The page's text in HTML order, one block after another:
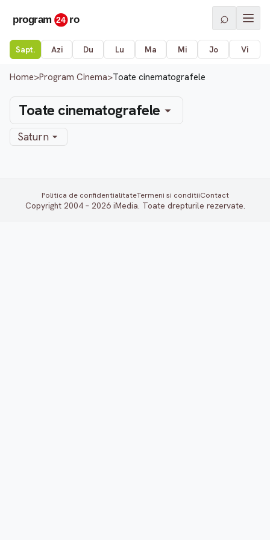
⌕
Sapt. Azi Du Lu Ma Mi Jo Vi
Home>Program Cinema>Toate cinematografele
Toate cinematografele
Saturn
Politica de confidentialitateTermeni si conditiiContact
Copyright 2004 – 2026 iMedia. Toate drepturile rezervate.